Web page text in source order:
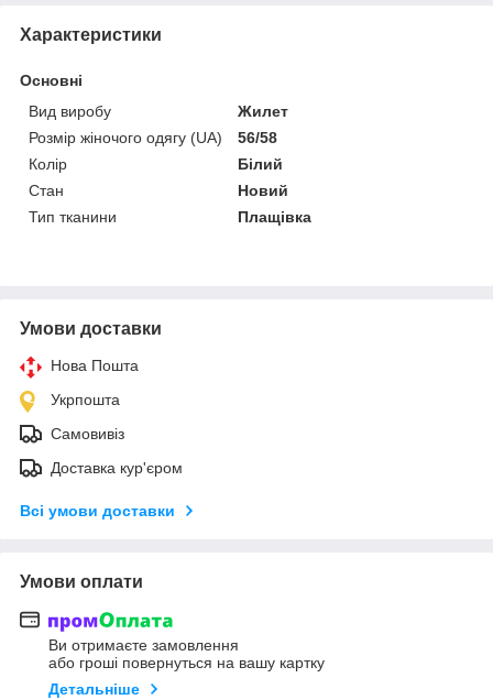
Характеристики
Основні
Вид виробу
Жилет
Розмір жіночого одягу (UA)
56/58
Колір
Білий
Стан
Новий
Тип тканини
Плащівка
Умови доставки
Нова Пошта
Укрпошта
Самовивіз
Доставка кур'єром
Всі умови доставки
Умови оплати
Ви отримаєте замовлення
або гроші повернуться на вашу картку
Детальніше